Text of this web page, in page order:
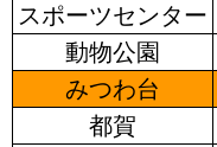
スポーツセンター
動物公園
みつわ台
都賀